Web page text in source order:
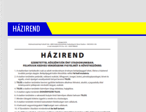
HÁZIREND